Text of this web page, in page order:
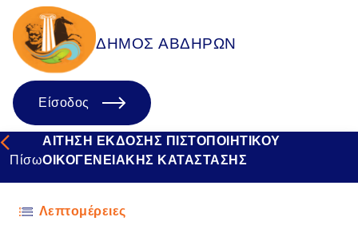
ΔΗΜΟΣ ΑΒΔΗΡΩΝ
Είσοδος
Πίσω
ΑΙΤΗΣΗ ΕΚΔΟΣΗΣ ΠΙΣΤΟΠΟΙΗΤΙΚΟΥ
ΟΙΚΟΓΕΝΕΙΑΚΗΣ ΚΑΤΑΣΤΑΣΗΣ
Λεπτομέρειες